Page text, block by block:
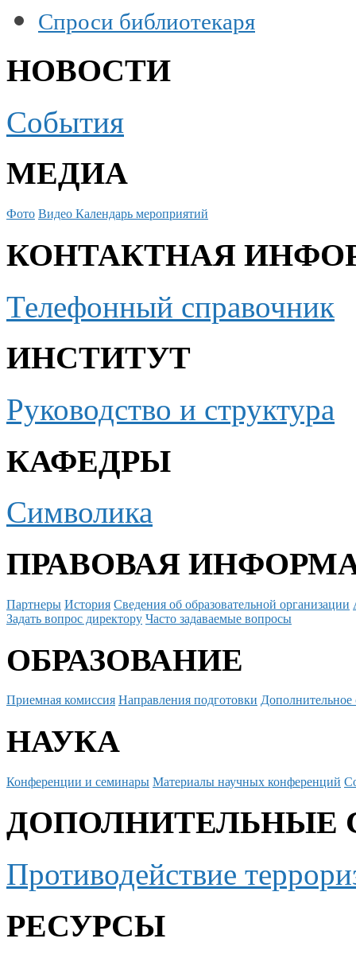
Спроси библиотекаря
НОВОСТИ
События
МЕДИА
Фото Видео Календарь мероприятий
КОНТАКТНАЯ
Телефонный справочник
ИНСТИТУТ
Руководство и структура
КАФЕДРЫ
Символика
ПРАВОВАЯ
Партнеры История Сведения об образовательной организации
Задать вопрос директору Часто задаваемые вопросы
ОБРАЗОВАНИЕ
Приемная комиссия Направления подготовки Дополнительное
НАУКА
Конференции и семинары Материалы научных конференций
ДОПОЛНИТЕЛЬНЫЕ
Противодействие
РЕСУРСЫ